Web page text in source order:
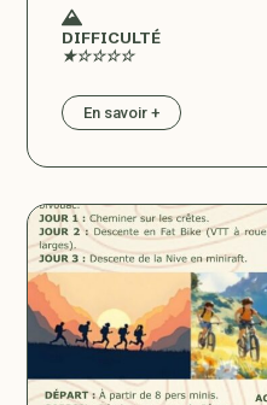
DIFFICULTÉ
★☆☆☆☆
En savoir +